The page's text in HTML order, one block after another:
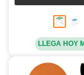
LLEGA HOY